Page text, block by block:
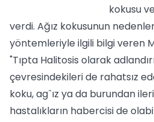
kokusu
verdi. Ağız kokusunun
yöntemleriyle ilgili bilgi veren
"Tıpta Halitosis olarak
çevresindekileri de rahatsız
koku, agˆız ya da burundan
hastalıkların habercisi de